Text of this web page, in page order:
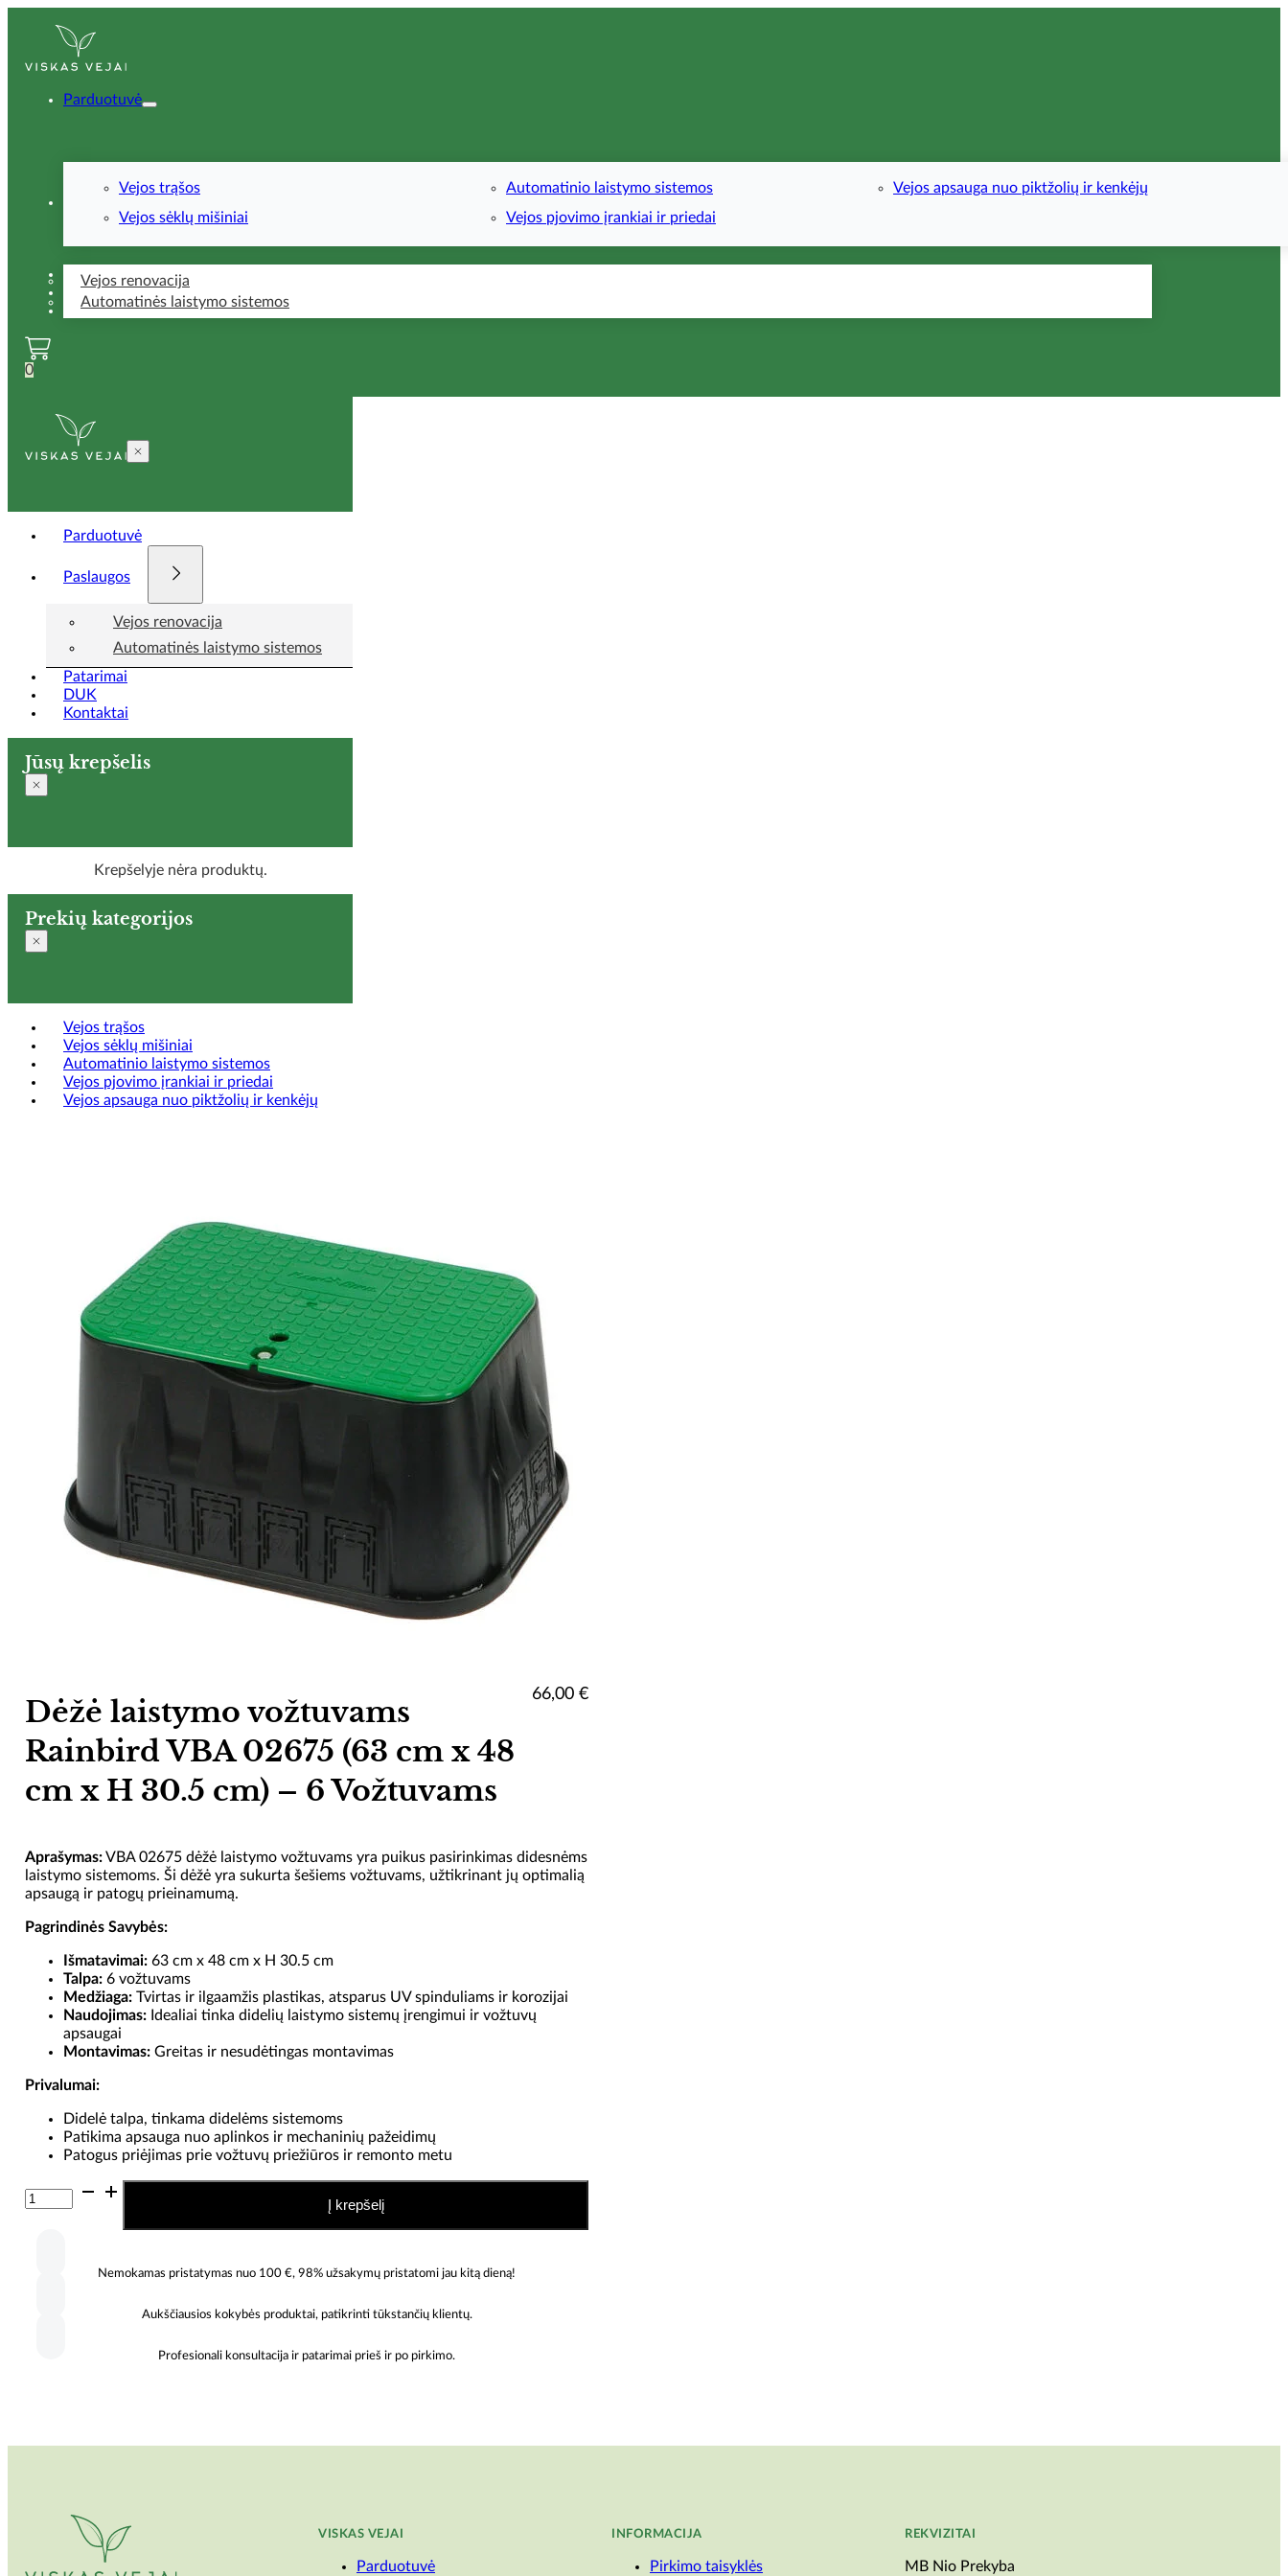
Parduotuvė
Vejos trąšos
Vejos sėklų mišiniai
Automatinio laistymo sistemos
Vejos pjovimo įrankiai ir priedai
Vejos apsauga nuo piktžolių ir kenkėjų
Vejos renovacija
Automatinės laistymo sistemos
Patarimai
DUK
Kontaktai
0
Parduotuvė
Paslaugos
Vejos renovacija
Automatinės laistymo sistemos
Patarimai
DUK
Kontaktai
Jūsų krepšelis
Krepšelyje nėra produktų.
Prekių kategorijos
Vejos trąšos
Vejos sėklų mišiniai
Automatinio laistymo sistemos
Vejos pjovimo įrankiai ir priedai
Vejos apsauga nuo piktžolių ir kenkėjų
Dėžė laistymo vožtuvams
Rainbird VBA 02675 (63 cm x 48
cm x H 30.5 cm) – 6 Vožtuvams
66,00 €
Aprašymas:VBA 02675 dėžė laistymo vožtuvams yra puikus pasirinkimas didesnėms
laistymo sistemoms. Ši dėžė yra sukurta šešiems vožtuvams, užtikrinant jų optimalią
apsaugą ir patogų prieinamumą.
Pagrindinės Savybės:
Išmatavimai: 63 cm x 48 cm x H 30.5 cm
Talpa: 6 vožtuvams
Medžiaga: Tvirtas ir ilgaamžis plastikas, atsparus UV spinduliams ir korozijai
Naudojimas: Idealiai tinka didelių laistymo sistemų įrengimui ir vožtuvų
apsaugai
Montavimas: Greitas ir nesudėtingas montavimas
Privalumai:
Didelė talpa, tinkama didelėms sistemoms
Patikima apsauga nuo aplinkos ir mechaninių pažeidimų
Patogus priėjimas prie vožtuvų priežiūros ir remonto metu
produkto
kiekis:
H
Vožtuvams
Į krepšelį
Nemokamas pristatymas nuo 100 €, 98% užsakymų pristatomi jau kitą dieną!
Aukščiausios kokybės produktai, patikrinti tūkstančių klientų.
Profesionali konsultacija ir patarimai prieš ir po pirkimo.
VISKAS VEJAI
Parduotuvė
INFORMACIJA
Pirkimo taisyklės
REKVIZITAI
MB Nio Prekyba